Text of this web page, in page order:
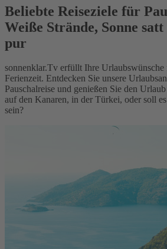
Beliebte Reiseziele für
Weiße Strände, Sonne
pur
sonnenklar.Tv erfüllt Ihre Urlaubswünsche
Ferienzeit. Entdecken Sie unsere
Pauschalreise und genießen Sie den
auf den Kanaren, in der Türkei, oder soll
sein?